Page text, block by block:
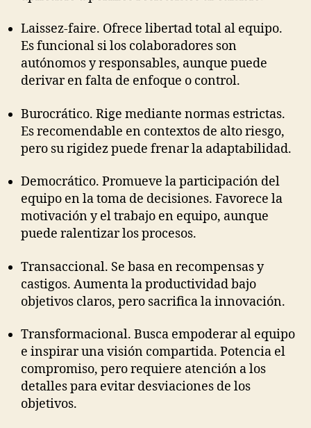
Laissez-faire. Ofrece libertad total al equipo.
Es funcional si los colaboradores son
autónomos y responsables, aunque puede
derivar en falta de enfoque o control.
Burocrático. Rige mediante normas estrictas.
Es recomendable en contextos de alto riesgo,
pero su rigidez puede frenar la adaptabilidad.
Democrático. Promueve la participación del
equipo en la toma de decisiones. Favorece la
motivación y el trabajo en equipo, aunque
puede ralentizar los procesos.
Transaccional. Se basa en recompensas y
castigos. Aumenta la productividad bajo
objetivos claros, pero sacrifica la innovación.
Transformacional. Busca empoderar al equipo
e inspirar una visión compartida. Potencia el
compromiso, pero requiere atención a los
detalles para evitar desviaciones de los
objetivos.